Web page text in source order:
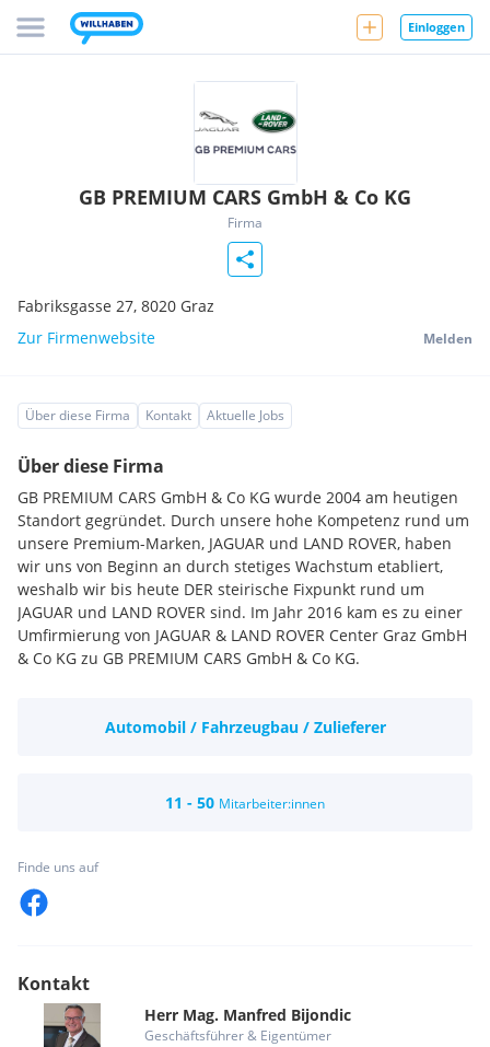
Einloggen
GB PREMIUM CARS GmbH & Co KG
Firma
Fabriksgasse 27, 8020 Graz
Zur Firmenwebsite
Melden
Über diese Firma Kontakt Aktuelle Jobs
Über diese Firma
GB PREMIUM CARS GmbH & Co KG wurde 2004 am heutigen
Standort gegründet. Durch unsere hohe Kompetenz rund um
unsere Premium-Marken, JAGUAR und LAND ROVER, haben
wir uns von Beginn an durch stetiges Wachstum etabliert,
weshalb wir bis heute DER steirische Fixpunkt rund um
JAGUAR und LAND ROVER sind. Im Jahr 2016 kam es zu einer
Umfirmierung von JAGUAR & LAND ROVER Center Graz GmbH
& Co KG zu GB PREMIUM CARS GmbH & Co KG.
Automobil / Fahrzeugbau / Zulieferer
11 - 50 Mitarbeiter:innen
Finde uns auf
Kontakt
Herr Mag. Manfred Bijondic
Geschäftsführer & Eigentümer